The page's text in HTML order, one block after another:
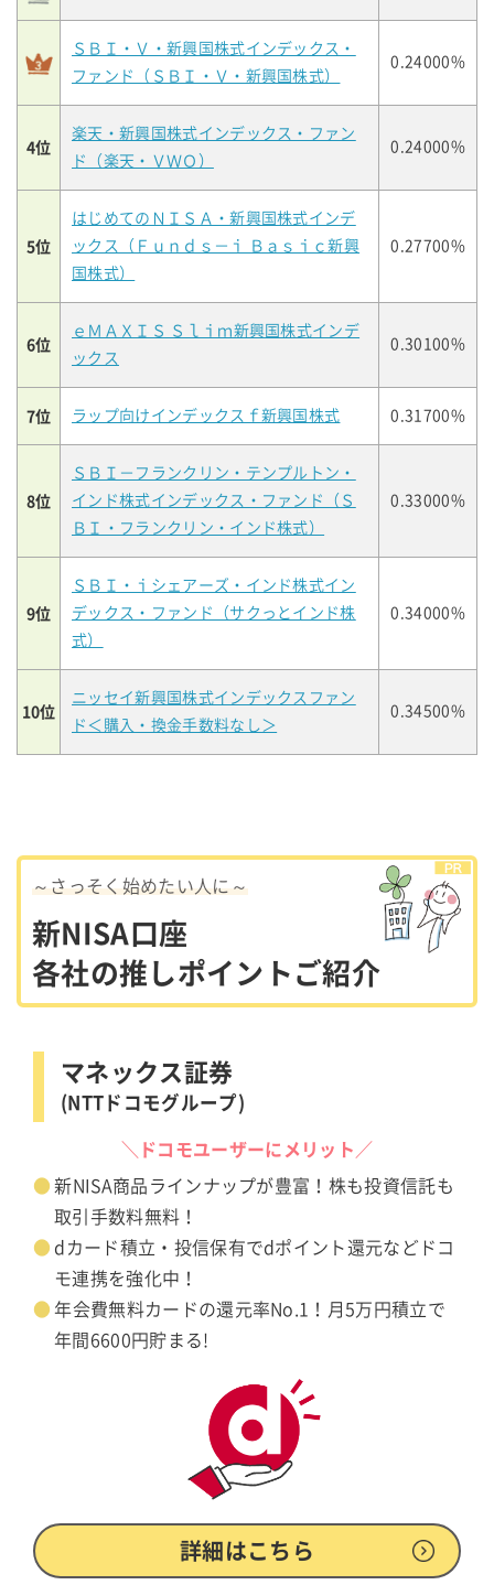
ＳＢＩ・Ｖ・新興国株式インデックス・
ファンド（ＳＢＩ・Ｖ・新興国株式）
0.24000%
4位
楽天・新興国株式インデックス・ファン
ド（楽天・ＶＷＯ）
0.24000%
5位
はじめてのＮＩＳＡ・新興国株式インデ
ックス（Ｆｕｎｄｓ－ｉ Ｂａｓｉｃ新興
国株式）
0.27700%
6位
ｅＭＡＸＩＳ Ｓｌｉｍ新興国株式インデ
ックス
0.30100%
7位 ラップ向けインデックスｆ新興国株式 0.31700%
8位
ＳＢＩ－フランクリン・テンプルトン・
インド株式インデックス・ファンド（Ｓ
ＢＩ・フランクリン・インド株式）
0.33000%
9位
ＳＢＩ・ｉシェアーズ・インド株式イン
デックス・ファンド（サクっとインド株
式）
0.34000%
10位
ニッセイ新興国株式インデックスファン
ド＜購入・換金手数料なし＞
0.34500%
～さっそく始めたい人に～
新NISA口座
各社の推しポイントご紹介
マネックス証券
(NTTドコモグループ)
＼ドコモユーザーにメリット／
新NISA商品ラインナップが豊富！株も投資信託も
取引手数料無料！
dカード積立・投信保有でdポイント還元などドコ
モ連携を強化中！
年会費無料カードの還元率No.1！月5万円積立で
年間6600円貯まる!
詳細はこちら